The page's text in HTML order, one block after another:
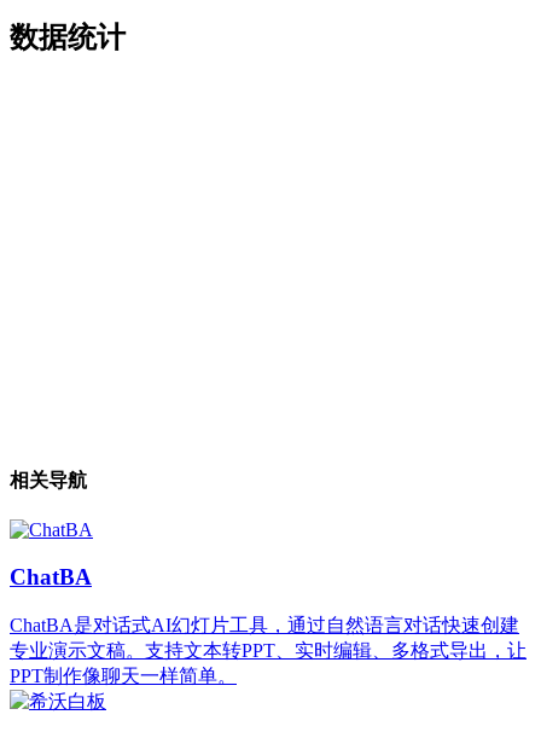
数据统计
相关导航
ChatBA
ChatBA是对话式AI幻灯片工具，通过自然语言对话快速创建
专业演示文稿。支持文本转PPT、实时编辑、多格式导出，让
PPT制作像聊天一样简单。